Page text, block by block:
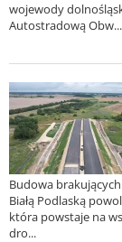
wojewody
Autostradową Obw...
Budowa
Białą Podlaską
która powstaje na
dro...